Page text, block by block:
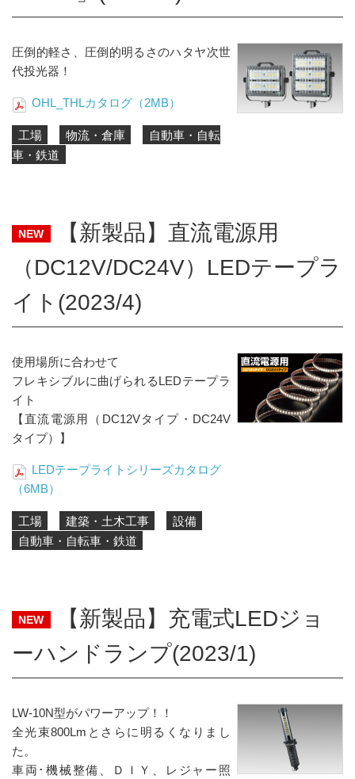
圧倒的軽さ、圧倒的明るさのハタヤ次世
代投光器！
OHL_THLカタログ（2MB）
工場 物流・倉庫
自動車・自転
車・鉄道
NEW
【新製品】直流電源用
（DC12V/DC24V）LEDテープラ
イト(2023/4)
使用場所に合わせて
フレキシブルに曲げられるLEDテープラ
イト
【直流電源用（DC12Vタイプ・DC24V
タイプ）】
LEDテープライトシリーズカタログ
（6MB）
工場 建築・土木工事
設備
自動車・自転車・鉄道
NEW
【新製品】充電式LEDジョ
ーハンドランプ(2023/1)
LW-10N型がパワーアップ！！
全光束800Lmとさらに明るくなりまし
た。
車両･機械整備、ＤＩＹ、レジャー照